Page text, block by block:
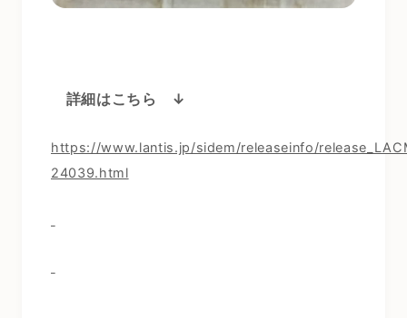
詳細はこちら ↓
https://www.lantis.jp/sidem/releaseinfo/
24039.html